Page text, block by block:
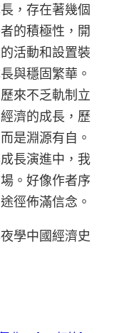
，存在著幾個
的積極性，開
活動和設置裝
與穩固繁華。
來不乏軌制立
濟的成長，歷
是淵源有自。
長演進中，我
。好像作者序
徑佈滿信念。
學中國經濟史